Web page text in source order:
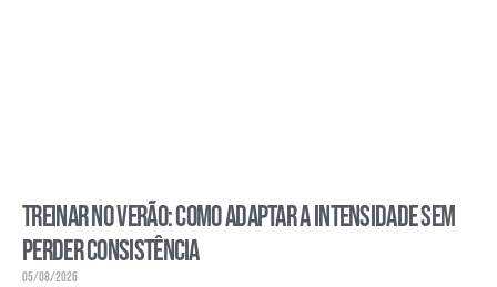
Treinar no verão: como adaptar a intensidade sem
perder consistência
05/08/2026